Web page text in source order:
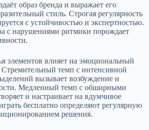
образ бренда и выражает его
стиль. Строгая регулярность
с устойчивостью и экспертностью.
с нарушениями ритмики порождает
элементов влияет на эмоциональный
Стремительный темп с интенсивной
вызывает возбуждение и
Медленный темп с обширными
и настраивает на вдумчивое
бесплатно определяют регулярную
решения.